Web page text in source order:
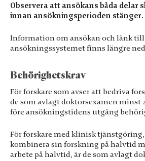
Observera att ansökans båda delar
innan ansökningsperioden stänger.
Information om ansökan och länk till
ansökningssystemet finns längre
Behörighetskrav
För forskare som avser att bedriva
de som avlagt doktorsexamen minst
före ansökningstidens utgång
För forskare med klinisk
kombinera sin forskning på halvtid
arbete på halvtid, är de som avlagt
besök. Om du
nekar de här
kommer viss
funktionalitet
att försvinna
hemsidan.
Marknadsföring
Genom att dela
intressen och
ditt beteende
när du surfar ökar